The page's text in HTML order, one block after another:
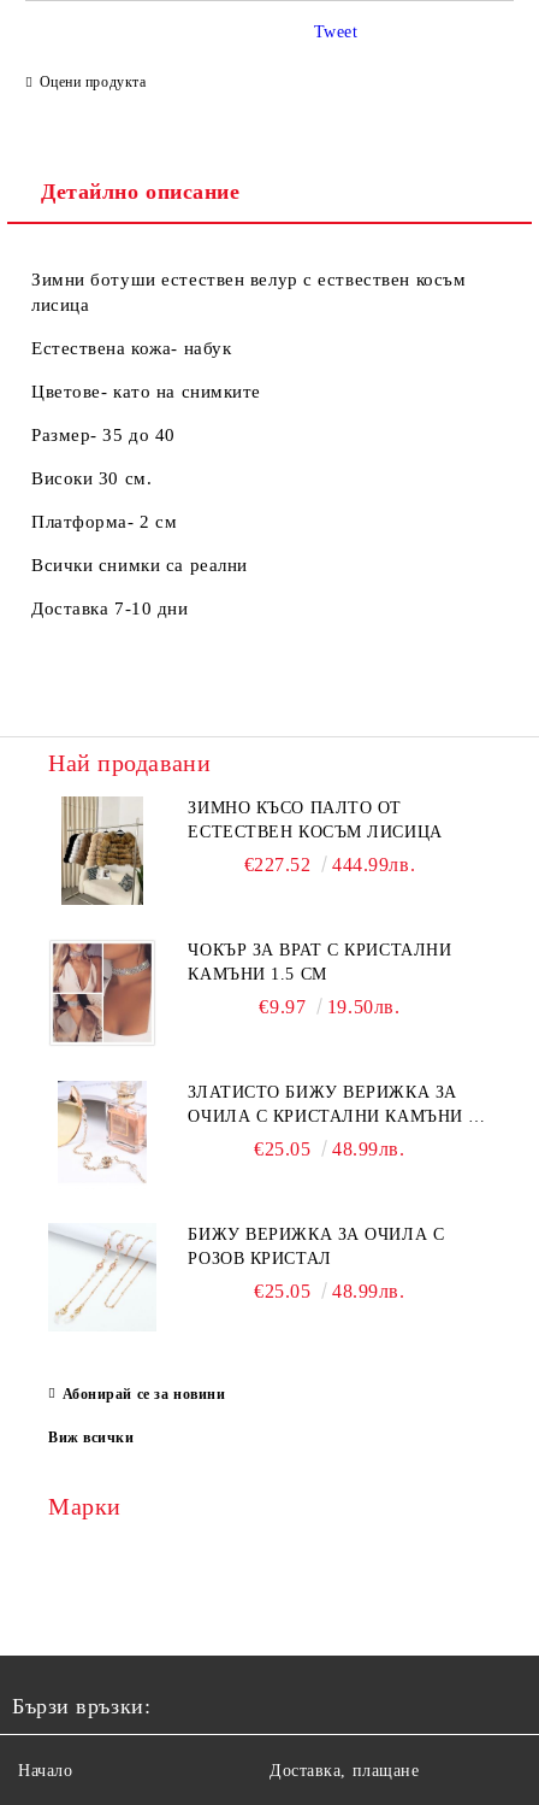
Оцени продукта
Tweet
Детайлно описание
Зимни ботуши естествен велур с ествествен косъм
лисица
Естествена кожа- набук
Цветове- като на снимките
Размер- 35 до 40
Високи 30 см.
Платформа- 2 см
Всички снимки са реални
Доставка 7-10 дни
Най продавани
ЗИМНО КЪСО ПАЛТО ОТ
ЕСТЕСТВЕН КОСЪМ ЛИСИЦА
€227.52 444.99лв.
ЧОКЪР ЗА ВРАТ С КРИСТАЛНИ
КАМЪНИ 1.5 СМ
€9.97 19.50лв.
ЗЛАТИСТО БИЖУ ВЕРИЖКА ЗА
ОЧИЛА С КРИСТАЛНИ КАМЪНИ И
€25.05 48.99лв.
БИЖУ ВЕРИЖКА ЗА ОЧИЛА С
РОЗОВ КРИСТАЛ
€25.05 48.99лв.
Абонирай се за новини
Виж всички
Марки
Бързи връзки:
Начало Доставка, плащане